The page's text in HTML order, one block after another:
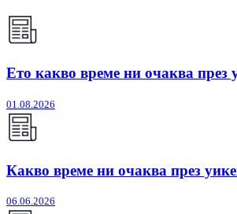
Ето какво време ни очаква през
01.08.2026
Какво време ни очаква през
06.06.2026